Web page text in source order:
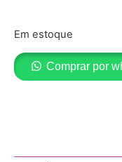
Em estoque
Comprar por